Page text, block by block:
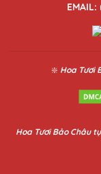
❇️ Hoa Tươi
Hoa Tươi Bảo Châutự